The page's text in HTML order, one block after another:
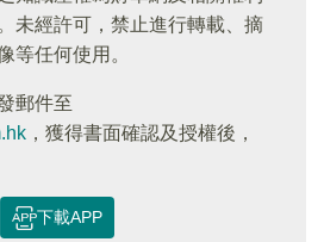
未經許可，禁止進行轉載、摘
等任何使用。
郵件至
，獲得書面確認及授權後，
下載APP